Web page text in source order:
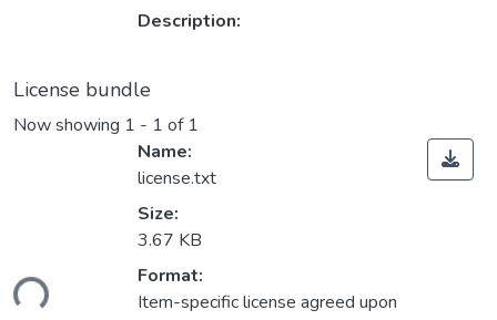
Description:
License bundle
Now showing 1 - 1 of 1
Name:
license.txt
Size:
3.67 KB
Format:
Item-specific license agreed upon